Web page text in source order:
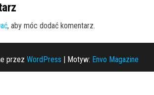
, aby móc dodać komentarz.
przez WordPress Motyw: Envo Magazine